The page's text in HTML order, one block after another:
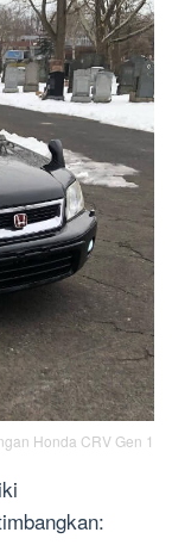
Honda CRV Gen 1